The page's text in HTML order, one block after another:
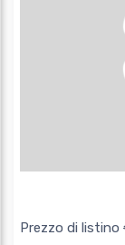
Prezzo di listino